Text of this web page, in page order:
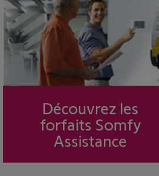
Découvrez les
forfaits Somfy
Assistance